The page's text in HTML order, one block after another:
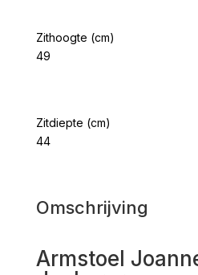
Zithoogte (cm)
49
Zitdiepte (cm)
44
Omschrijving
Armstoel